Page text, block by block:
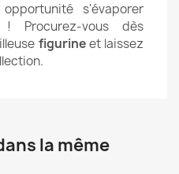
s'évaporer
Procurez-vous dès
figurineet laissez
la même